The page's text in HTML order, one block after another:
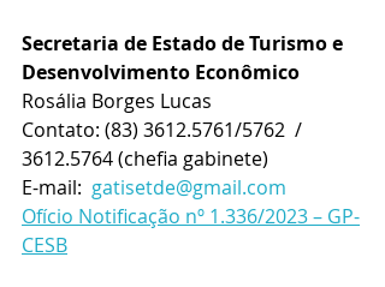
Secretaria de Estado de Turismo e
Desenvolvimento Econômico
Rosália Borges Lucas
Contato: (83) 3612.5761/5762  /
3612.5764 (chefia gabinete)
E-mail: gatisetde@gmail.com
Ofício Notificação nº 1.336/2023 – GP-
CESB